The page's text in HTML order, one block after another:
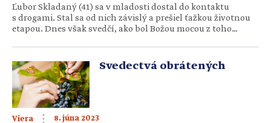
Ľubor Skladaný (41) sa v mladosti dostal do kontaktu
s drogami. Stal sa od nich závislý a prešiel ťažkou životnou
etapou. Dnes však svedčí, ako bol Božou mocou z toho
pomáha iným závislým a pôsobí ako pastor zboru
Apoštolskej cirkvi v Galante. Bol som bezcitný egoista
Narodil som sa v Bratislave. Moji rodičia sa rozviedli, keď
som […]
Svedectvá obrátených
Viera 8. júna 2023